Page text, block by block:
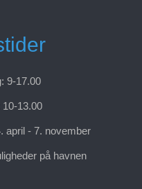
9-17.00
13.00
april - 7. november
på havnen